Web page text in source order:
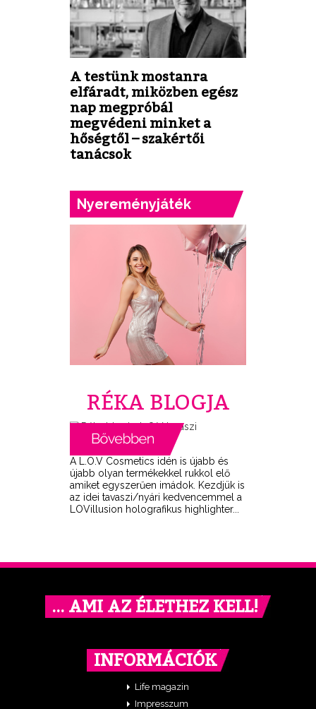
A testünk mostanra
elfáradt, miközben egész
nap megpróbál
megvédeni minket a
hőségtől – szakértői
tanácsok
Nyereményjáték
RÉKA BLOGJA
A L.O.V Cosmetics idén is újabb és
újabb olyan termékekkel rukkol elő
amiket egyszerűen imádok. Kezdjük is
az idei tavaszi/nyári kedvencemmel a
LOVillusion holografikus highlighter...
… AMI AZ ÉLETHEZ KELL!
INFORMÁCIÓK
Life magazin
Impresszum